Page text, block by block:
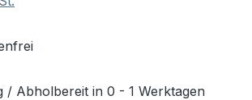
/ Abholbereit in 0 - 1 Werktagen